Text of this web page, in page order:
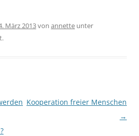
März 2013von annette unter
Kooperation freier Menschen
→